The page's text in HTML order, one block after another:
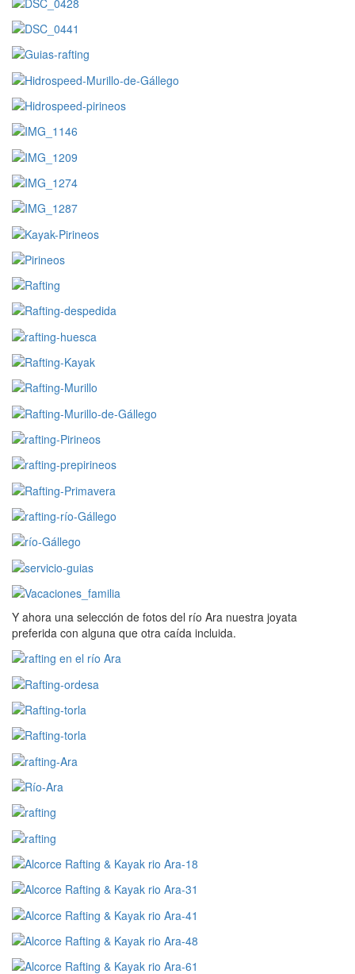
Y ahora una selección de fotos del río Ara nuestra joyata
preferida con alguna que otra caída incluida.